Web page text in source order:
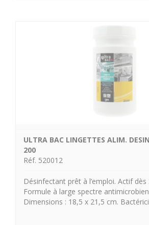
ULTRA BAC LINGETTES ALIM.
200
Réf. 520012
Désinfectant prêt à l’emploi. Actif dès
Formule à large spectre
Dimensions : 18,5 x 21,5 cm.